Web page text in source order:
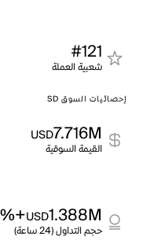
#121
شعبية العملة
إحصائيات السوق SD
7.716M
USD
القيمة السوقية
1.388M
USD
+27.60%
حجم التداول (24 ساعة)